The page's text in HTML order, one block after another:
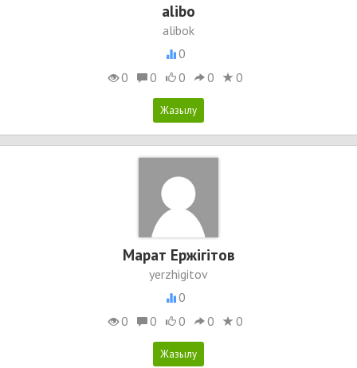
alibo
alibok
0
0
0 0 0 0
Марат Ержігітов
yerzhigitov
0
0
0 0 0 0